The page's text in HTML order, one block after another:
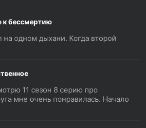
к бессмертию
на одном дыхани. Когда второй
11 сезон 8 серию про
мне очень понравилась. Начало